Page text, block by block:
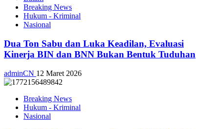
Breaking News
Hukum - Kriminal
Nasional
Dua Ton Sabu dan Luka Keadilan, Evaluasi
Kinerja BIN dan BNN Bukan Bentuk Tuduhan
adminCN 12 Maret 2026
Breaking News
Hukum - Kriminal
Nasional